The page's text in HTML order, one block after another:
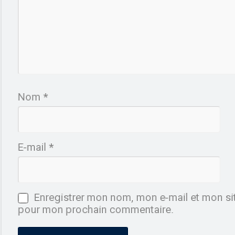
Nom*
E-mail*
Enregistrer mon nom, mon e-mail et mon
pour mon prochain commentaire.